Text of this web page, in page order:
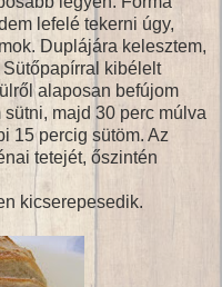
lefelé tekerni úgy,
Duplájára kelesztem,
kibélelt
alaposan befújom
majd 30 perc múlva
15 percig sütöm. Az
tetejét, őszintén
kicserepesedik.